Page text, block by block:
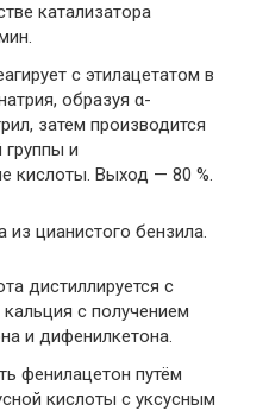
катализатора
с этилацетатом в
образуя α-
затем производится
группы и
кислоты. Выход — 80 %.
дистиллируется с
с получением
и дифенилкетона.
фенилацетон путём
кислоты с уксусным